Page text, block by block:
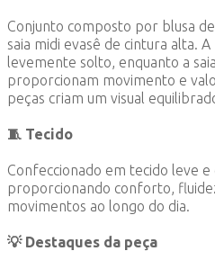
Conjunto composto por blusa
saia midi evasê de cintura alta.
levemente solto, enquanto a
proporcionam movimento e
peças criam um visual
🧵 Tecido
Confeccionado em tecido leve
proporcionando conforto,
movimentos ao longo do dia.
💡 Destaques da peça